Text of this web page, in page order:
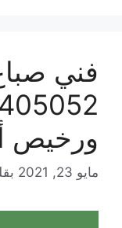
فني
ورخيص
مايو 23, 2021